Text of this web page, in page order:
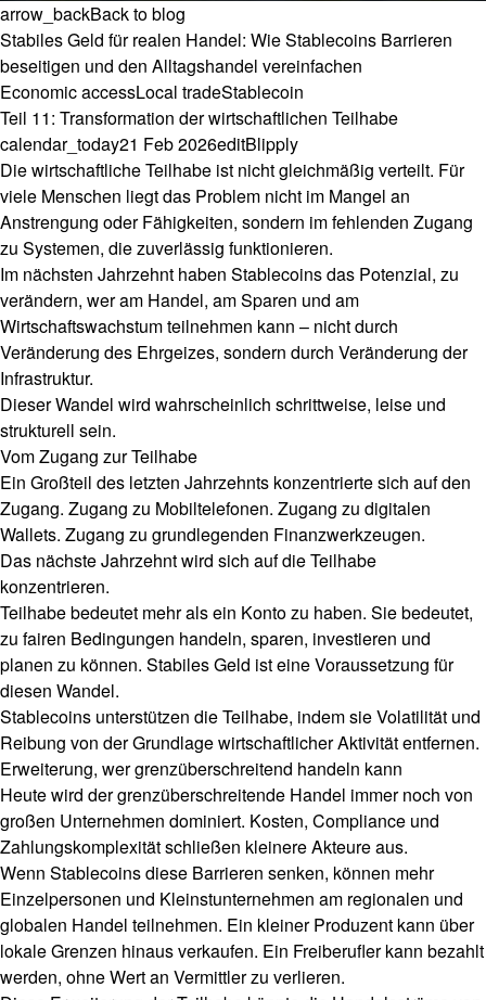
arrow_backBack to blog
Stabiles Geld für realen Handel: Wie Stablecoins Barrieren
beseitigen und den Alltagshandel vereinfachen
Economic accessLocal tradeStablecoin
Teil 11: Transformation der wirtschaftlichen Teilhabe
calendar_today21 Feb 2026editBlipply
Die wirtschaftliche Teilhabe ist nicht gleichmäßig verteilt. Für
viele Menschen liegt das Problem nicht im Mangel an
Anstrengung oder Fähigkeiten, sondern im fehlenden Zugang
zu Systemen, die zuverlässig funktionieren.
Im nächsten Jahrzehnt haben Stablecoins das Potenzial, zu
verändern, wer am Handel, am Sparen und am
Wirtschaftswachstum teilnehmen kann – nicht durch
Veränderung des Ehrgeizes, sondern durch Veränderung der
Infrastruktur.
Dieser Wandel wird wahrscheinlich schrittweise, leise und
strukturell sein.
Vom Zugang zur Teilhabe
Ein Großteil des letzten Jahrzehnts konzentrierte sich auf den
Zugang. Zugang zu Mobiltelefonen. Zugang zu digitalen
Wallets. Zugang zu grundlegenden Finanzwerkzeugen.
Das nächste Jahrzehnt wird sich auf die Teilhabe
konzentrieren.
Teilhabe bedeutet mehr als ein Konto zu haben. Sie bedeutet,
zu fairen Bedingungen handeln, sparen, investieren und
planen zu können. Stabiles Geld ist eine Voraussetzung für
diesen Wandel.
Stablecoins unterstützen die Teilhabe, indem sie Volatilität und
Reibung von der Grundlage wirtschaftlicher Aktivität entfernen.
Erweiterung, wer grenzüberschreitend handeln kann
Heute wird der grenzüberschreitende Handel immer noch von
großen Unternehmen dominiert. Kosten, Compliance und
Zahlungskomplexität schließen kleinere Akteure aus.
Wenn Stablecoins diese Barrieren senken, können mehr
Einzelpersonen und Kleinstunternehmen am regionalen und
globalen Handel teilnehmen. Ein kleiner Produzent kann über
lokale Grenzen hinaus verkaufen. Ein Freiberufler kann bezahlt
werden, ohne Wert an Vermittler zu verlieren.